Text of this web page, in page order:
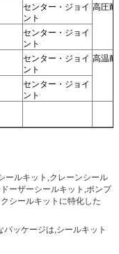
センター・ジョイ
ント
高圧
センター・ジョイ
ント
センター・ジョイ
ント
高温
センター・ジョイ
ント
ールキット,クレーンシール
ーザーシールキット,ポンプ
シールキットに特化した
ッケージは,シールキット